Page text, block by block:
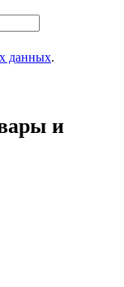
данных.
и